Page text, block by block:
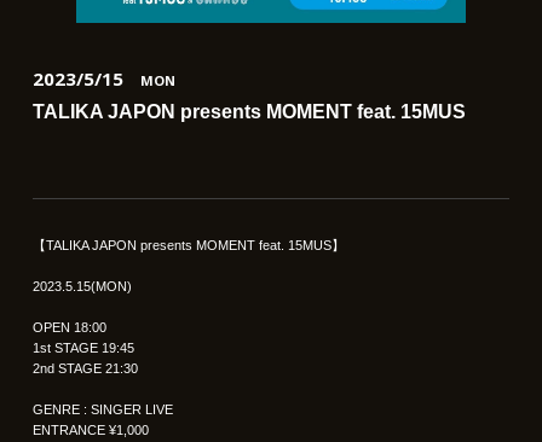
2023/5/15 MON
TALIKA JAPON presents MOMENT feat. 15MUS
【TALIKA JAPON presents MOMENT feat. 15MUS】
2023.5.15(MON)
OPEN 18:00
1st STAGE 19:45
2nd STAGE 21:30
GENRE : SINGER LIVE
ENTRANCE ¥1,000